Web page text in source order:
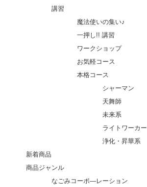
講習
魔法使いの集い♪
一押し!! 講習
ワークショップ
お気軽コース
本格コース
シャーマン
天舞師
未来系
ライトワーカー
浄化・昇華系
新着商品
商品ジャンル
なごみコーポ―レーション